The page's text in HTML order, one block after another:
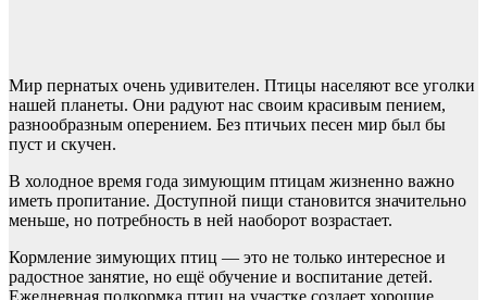
Мир пернатых очень удивителен. Птицы населяют все уголки
нашей планеты. Они радуют нас своим красивым пением,
разнообразным оперением. Без птичьих песен мир был бы
пуст и скучен.
В холодное время года зимующим птицам жизненно важно
иметь пропитание. Доступной пищи становится значительно
меньше, но потребность в ней наоборот возрастает.
Кормление зимующих птиц — это не только интересное и
радостное занятие, но ещё обучение и воспитание детей.